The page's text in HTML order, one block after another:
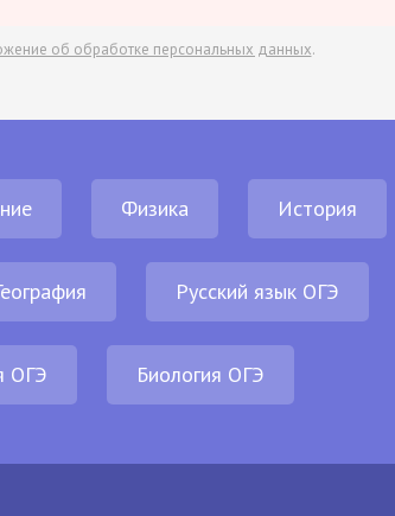
об обработке персональных данных.
Физика История
Русский язык ОГЭ
ОГЭ Биология ОГЭ